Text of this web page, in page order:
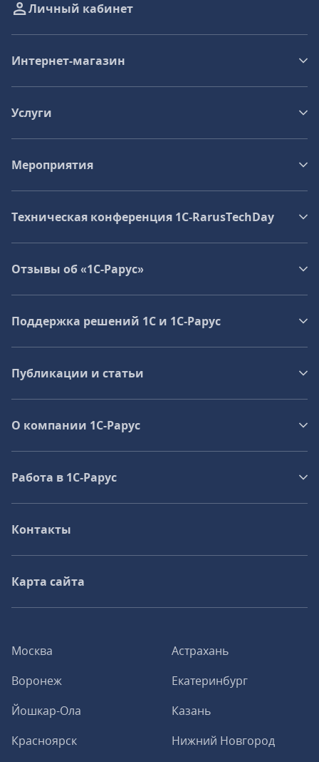
Москва
Астрахань
Воронеж
Екатеринбург
Йошкар-Ола
Казань
Красноярск
Нижний Новгород
Личный кабинет
Интернет-магазин
Услуги
Мероприятия
Техническая конференция 1C‑RarusTechDay
Отзывы об «1С-Рарус»
Поддержка решений 1С и 1С‑Рарус
Публикации и статьи
О компании 1C-Рарус
Работа в 1С‑Рарус
Контакты
Карта сайта